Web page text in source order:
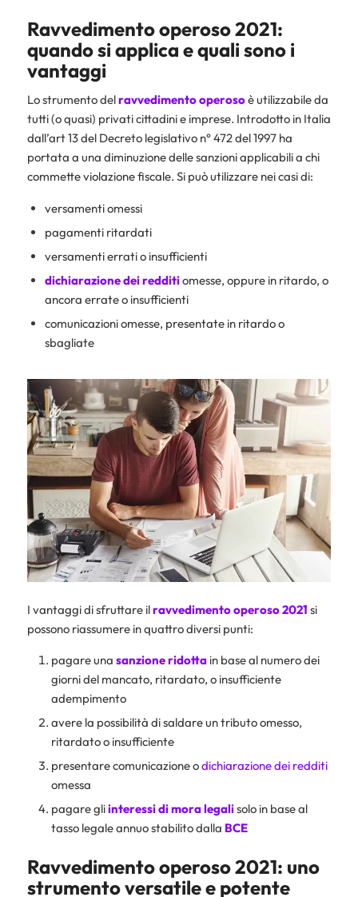
Ravvedimento operoso 2021:
quando si applica e quali sono i
vantaggi
Lo strumento delravvedimento operosoè utilizzabile da
tutti (o quasi) privati cittadini e imprese. Introdotto in Italia
dall’art 13 del Decreto legislativo n° 472 del 1997 ha
portata a una diminuzione delle sanzioni applicabili a chi
commette violazione fiscale. Si può utilizzare nei casi di:
versamenti omessi
pagamenti ritardati
versamenti errati o insufficienti
dichiarazione dei redditiomesse, oppure in ritardo, o
ancora errate o insufficienti
comunicazioni omesse, presentate in ritardo o
sbagliate
I vantaggi di sfruttare ilravvedimento operoso 2021 si
possono riassumere in quattro diversi punti:
pagare una sanzione ridottain base al numero dei
giorni del mancato, ritardato, o insufficiente
adempimento
avere la possibilità di saldare un tributo omesso,
ritardato o insufficiente
presentare comunicazione odichiarazione dei redditi
omessa
pagare gliinteressi di mora legalisolo in base al
tasso legale annuo stabilito dalla BCE
Ravvedimento operoso 2021: uno
strumento versatile e potente